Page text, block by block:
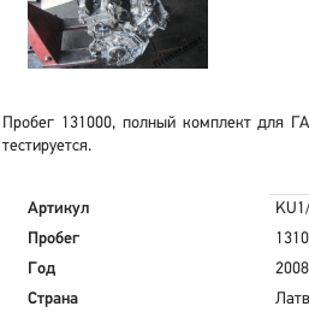
Пробег 131000, полный комплект для
тестируется.
Артикул
Пробег
Год
2008
Страна